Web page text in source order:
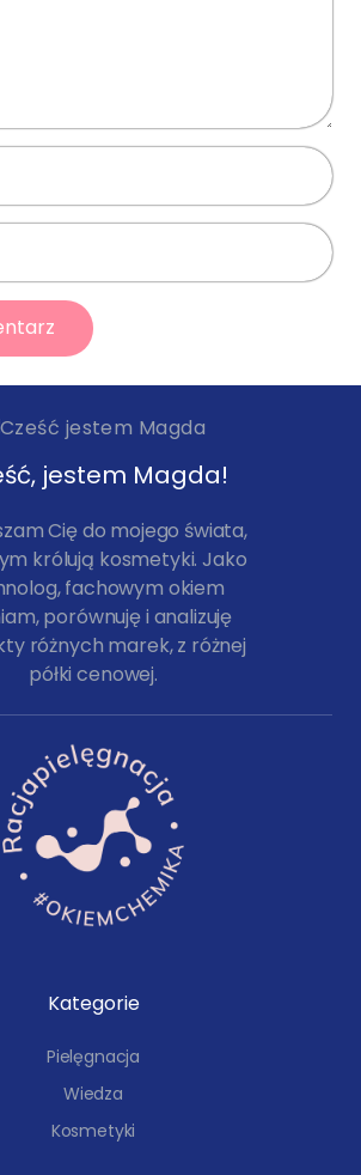
jestem Magda!
Cię do mojego świata,
królują kosmetyki. Jako
fachowym okiem
porównuję i analizuję
różnych marek, z różnej
półki cenowej.
Kategorie
Pielęgnacja
Wiedza
Kosmetyki